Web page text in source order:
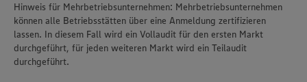
Hinweis für Mehrbetriebsunternehmen: Mehrbetriebsunternehmen
können alle Betriebsstätten über eine Anmeldung zertifizieren
lassen. In diesem Fall wird ein Vollaudit für den ersten Markt
durchgeführt, für jeden weiteren Markt wird ein Teilaudit
durchgeführt.